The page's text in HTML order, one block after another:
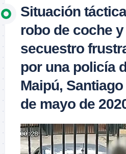
Situación
robo de coche
secuestro
por una policía
Maipú,
de mayo de